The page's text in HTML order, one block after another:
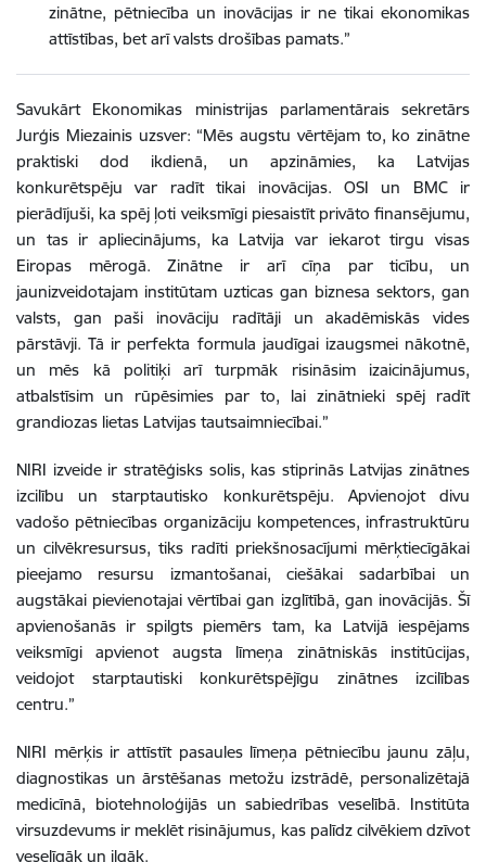
zinātne, pētniecība un inovācijas ir ne tikai ekonomikas
attīstības, bet arī valsts drošības pamats.”
Savukārt Ekonomikas ministrijas parlamentārais sekretārs
Jurģis Miezainis uzsver: “Mēs augstu vērtējam to, ko zinātne
praktiski dod ikdienā, un apzināmies, ka Latvijas
konkurētspēju var radīt tikai inovācijas. OSI un BMC ir
pierādījuši, ka spēj ļoti veiksmīgi piesaistīt privāto finansējumu,
un tas ir apliecinājums, ka Latvija var iekarot tirgu visas
Eiropas mērogā. Zinātne ir arī cīņa par ticību, un
jaunizveidotajam institūtam uzticas gan biznesa sektors, gan
valsts, gan paši inovāciju radītāji un akadēmiskās vides
pārstāvji. Tā ir perfekta formula jaudīgai izaugsmei nākotnē,
un mēs kā politiķi arī turpmāk risināsim izaicinājumus,
atbalstīsim un rūpēsimies par to, lai zinātnieki spēj radīt
grandiozas lietas Latvijas tautsaimniecībai.”
NIRI izveide ir stratēģisks solis, kas stiprinās Latvijas zinātnes
izcilību un starptautisko konkurētspēju. Apvienojot divu
vadošo pētniecības organizāciju kompetences, infrastruktūru
un cilvēkresursus, tiks radīti priekšnosacījumi mērķtiecīgākai
pieejamo resursu izmantošanai, ciešākai sadarbībai un
augstākai pievienotajai vērtībai gan izglītībā, gan inovācijās. Šī
apvienošanās ir spilgts piemērs tam, ka Latvijā iespējams
veiksmīgi apvienot augsta līmeņa zinātniskās institūcijas,
veidojot starptautiski konkurētspējīgu zinātnes izcilības
centru.”
NIRI mērķis ir attīstīt pasaules līmeņa pētniecību jaunu zāļu,
diagnostikas un ārstēšanas metožu izstrādē, personalizētajā
medicīnā, biotehnoloģijās un sabiedrības veselībā. Institūta
virsuzdevums ir meklēt risinājumus, kas palīdz cilvēkiem dzīvot
veselīgāk un ilgāk.